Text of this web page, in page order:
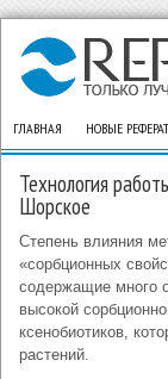
ГЛАВНАЯ НОВЫЕ
Технология
Шорское
Степень влияния
«сорбционных
содержащие много
высокой
ксенобиотиков,
растений.